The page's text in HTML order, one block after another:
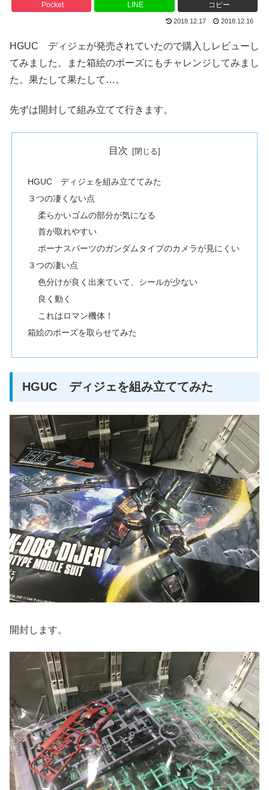
Pocket LINE コピー
2018.12.17 2018.12.16
HGUC ディジェが発売されていたので購入しレビューし
てみました。また箱絵のポーズにもチャレンジしてみまし
た。果たして果たして…。
先ずは開封して組み立てて行きます。
目次
HGUC ディジェを組み立ててみた
３つの凄くない点
柔らかいゴムの部分が気になる
首が取れやすい
ボーナスパーツのガンダムタイプのカメラが見にくい
３つの凄い点
色分けが良く出来ていて、シールが少ない
良く動く
これはロマン機体！
箱絵のポーズを取らせてみた
HGUC ディジェを組み立ててみた
開封します。